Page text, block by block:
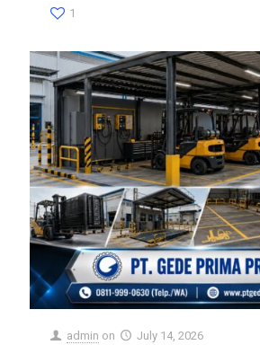
1
admin on July 14, 2026